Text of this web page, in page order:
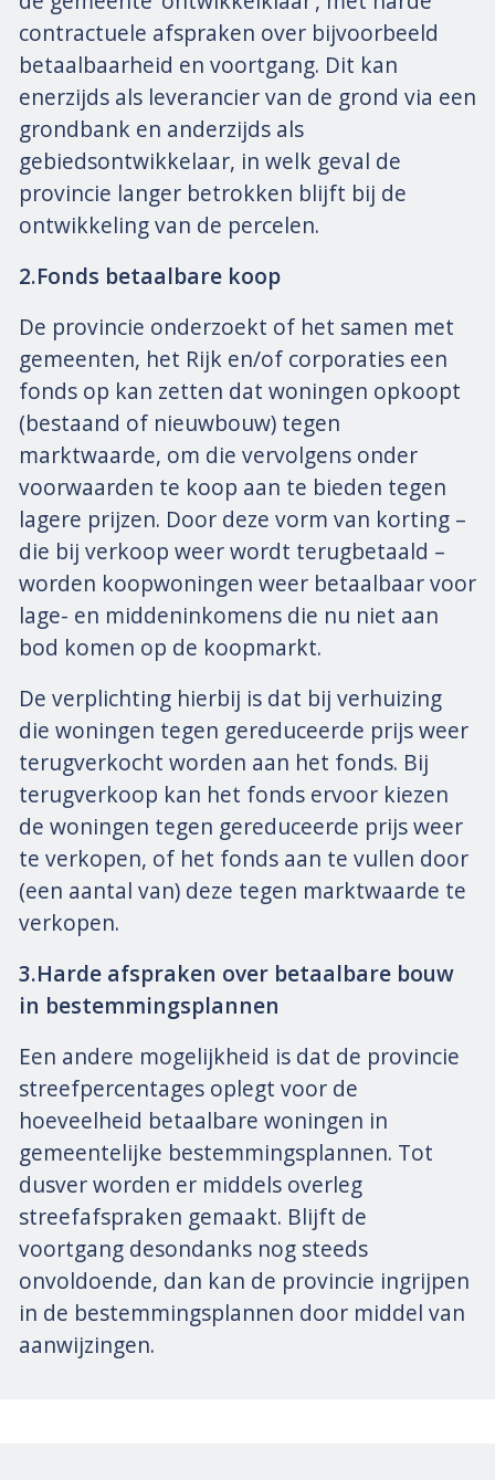
contractuele afspraken over bijvoorbeeld
betaalbaarheid en voortgang. Dit kan
enerzijds als leverancier van de grond via een
grondbank en anderzijds als
gebiedsontwikkelaar, in welk geval de
provincie langer betrokken blijft bij de
ontwikkeling van de percelen.
2.Fonds betaalbare koop
De provincie onderzoekt of het samen met
gemeenten, het Rijk en/of corporaties een
fonds op kan zetten dat woningen opkoopt
(bestaand of nieuwbouw) tegen
marktwaarde, om die vervolgens onder
voorwaarden te koop aan te bieden tegen
lagere prijzen. Door deze vorm van korting –
die bij verkoop weer wordt terugbetaald –
worden koopwoningen weer betaalbaar voor
lage- en middeninkomens die nu niet aan
bod komen op de koopmarkt.
De verplichting hierbij is dat bij verhuizing
die woningen tegen gereduceerde prijs weer
terugverkocht worden aan het fonds. Bij
terugverkoop kan het fonds ervoor kiezen
de woningen tegen gereduceerde prijs weer
te verkopen, of het fonds aan te vullen door
(een aantal van) deze tegen marktwaarde te
verkopen.
3.Harde afspraken over betaalbare bouw
in bestemmingsplannen
Een andere mogelijkheid is dat de provincie
streefpercentages oplegt voor de
hoeveelheid betaalbare woningen in
gemeentelijke bestemmingsplannen. Tot
dusver worden er middels overleg
streefafspraken gemaakt. Blijft de
voortgang desondanks nog steeds
onvoldoende, dan kan de provincie ingrijpen
in de bestemmingsplannen door middel van
aanwijzingen.